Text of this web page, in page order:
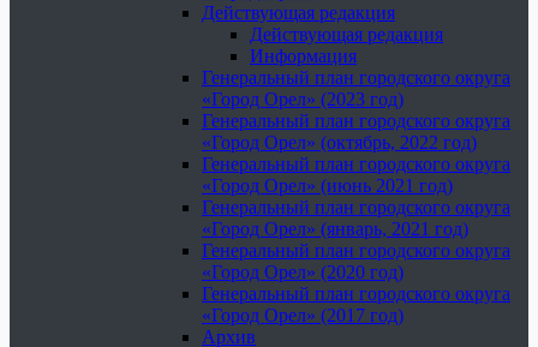
Действующая редакция
Действующая редакция
Информация
Генеральный план городского округа
«Город Орел» (2023 год)
Генеральный план городского округа
«Город Орел» (октябрь, 2022 год)
Генеральный план городского округа
«Город Орел» (июнь 2021 год)
Генеральный план городского округа
«Город Орел» (январь, 2021 год)
Генеральный план городского округа
«Город Орел» (2020 год)
Генеральный план городского округа
«Город Орел» (2017 год)
Архив